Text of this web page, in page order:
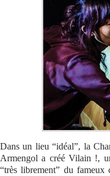
Dans un lieu “idéal”, la
Armengol a créé Vilain !,
“très librement” du fameux